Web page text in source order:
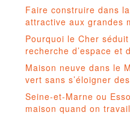
Faire construire dans
attractive aux grandes
Pourquoi le Cher
recherche d’espace et
Maison neuve dans le
vert sans s’éloigner
Seine-et-Marne ou
maison quand on